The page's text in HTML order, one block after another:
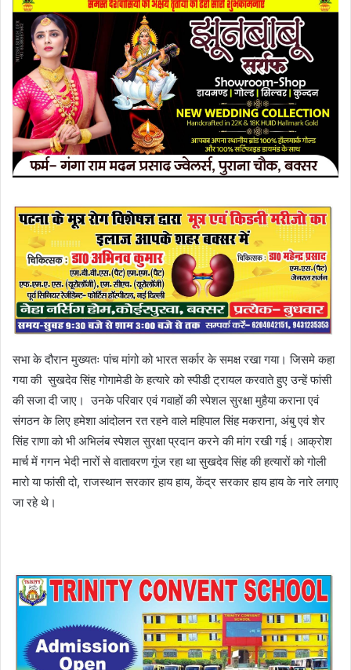
सभा के दौरान मुख्यतः पांच मांगो को भारत सर्कार के समक्ष रखा गया। जिसमे कहा
गया की सुखदेव सिंह गोगामेडी के हत्यारे को स्पीडी ट्रायल करवाते हुए उन्हें फांसी
की सजा दी जाए। उनके परिवार एवं गवाहों की स्पेशल सुरक्षा मुहैया कराना एवं
संगठन के लिए हमेशा आंदोलन रत रहने वाले महिपाल सिंह मकराना, अंबु एवं शेर
सिंह राणा को भी अभिलंब स्पेशल सुरक्षा प्रदान करने की मांग रखी गई। आक्रोश
मार्च में गगन भेदी नारों से वातावरण गूंज रहा था सुखदेव सिंह की हत्यारों को गोली
मारो या फांसी दो, राजस्थान सरकार हाय हाय, केंद्र सरकार हाय हाय के नारे लगाए
जा रहे थे।